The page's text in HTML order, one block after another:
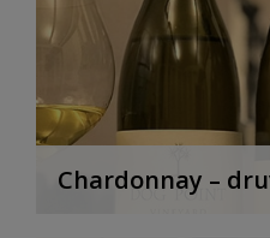
Chardonnay –